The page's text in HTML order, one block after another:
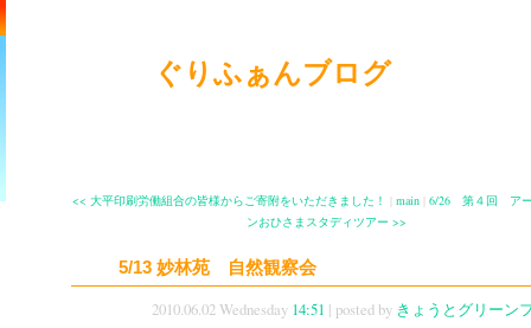
ぐりふぁんブログ
<< 大平印刷労働組合の皆様からご寄附をいただきました！ main| 6/26 第４回 ア
ンおひさまスタディツアー >>
5/13 妙林苑 自然観察会
2010.06.02 Wednesday 14:51 | posted by きょうとグリーン